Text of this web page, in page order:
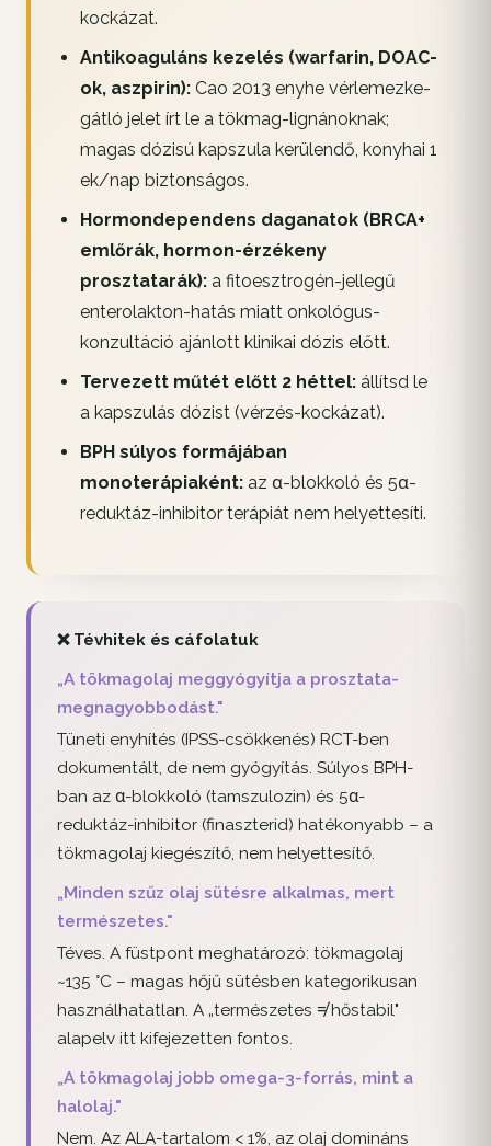
kockázat.
Antikoaguláns kezelés (warfarin, DOAC-
ok, aszpirin):Cao 2013 enyhe vérlemezke-
gátló jelet írt le a tökmag-lignánoknak;
magas dózisú kapszula kerülendő, konyhai 1
ek/nap biztonságos.
Hormondependens daganatok (BRCA+
emlőrák, hormon-érzékeny
prosztatarák):a fitoesztrogén-jellegű
enterolakton-hatás miatt onkológus-
konzultáció ajánlott klinikai dózis előtt.
Tervezett műtét előtt 2 héttel:állítsd le
a kapszulás dózist (vérzés-kockázat).
BPH súlyos formájában
monoterápiaként:az α-blokkoló és 5α-
reduktáz-inhibitor terápiát nem helyettesíti.
❌ Tévhitek és cáfolatuk
„A tökmagolaj meggyógyítja a prosztata-
megnagyobbodást."
Tüneti enyhítés (IPSS-csökkenés) RCT-ben
dokumentált, de nem gyógyítás. Súlyos BPH-
ban az α-blokkoló (tamszulozin) és 5α-
reduktáz-inhibitor (finaszterid) hatékonyabb – a
tökmagolaj kiegészítő, nem helyettesítő.
„Minden szűz olaj sütésre alkalmas, mert
természetes."
Téves. A füstpont meghatározó: tökmagolaj
~135 °C – magas hőjű sütésben kategorikusan
használhatatlan. A „természetes ≠ hőstabil"
alapelv itt kifejezetten fontos.
„A tökmagolaj jobb omega-3-forrás, mint a
halolaj."
Nem. Az ALA-tartalom < 1%, az olaj domináns